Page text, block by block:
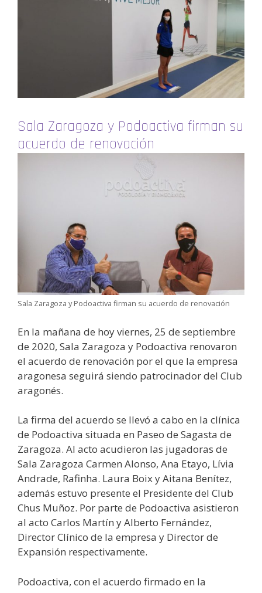
Sala Zaragoza y Podoactiva firman su
acuerdo de renovación
Sala Zaragoza y Podoactiva firman su acuerdo de renovación
En la mañana de hoy viernes, 25 de septiembre
de 2020, Sala Zaragoza y Podoactiva renovaron
el acuerdo de renovación por el que la empresa
aragonesa seguirá siendo patrocinador del Club
aragonés.
La firma del acuerdo se llevó a cabo en la clínica
de Podoactiva situada en Paseo de Sagasta de
Zaragoza. Al acto acudieron las jugadoras de
Sala Zaragoza Carmen Alonso, Ana Etayo, Lívia
Andrade, Rafinha. Laura Boix y Aitana Benítez,
además estuvo presente el Presidente del Club
Chus Muñoz. Por parte de Podoactiva asistieron
al acto Carlos Martín y Alberto Fernández,
Director Clínico de la empresa y Director de
Expansión respectivamente.
Podoactiva, con el acuerdo firmado en la